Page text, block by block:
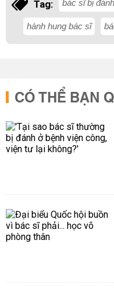
Tag: bác sĩ bị đánh
hành hung bác sĩ
CÓ THỂ BẠN